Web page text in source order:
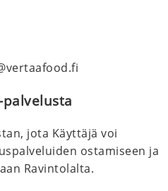
jota Käyttäjä voi
ostamiseen ja
Ravintolalta.